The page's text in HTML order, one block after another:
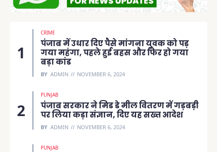
CRIME
पंजाब में उधार दिए पैसे मांगना युवक को पड़
गया महंगा, पहले हुई बहस और फिर हो गया
बड़ा कांड
BY ADMIN NOVEMBER 6, 2024
PUNJAB
पंजाब सरकार ने मिड डे मील वितरण में गड़बड़ी
पर लिया कड़ा संज्ञान, दिए यह सख्त आदेश
BY ADMIN NOVEMBER 6, 2024
PUNJAB